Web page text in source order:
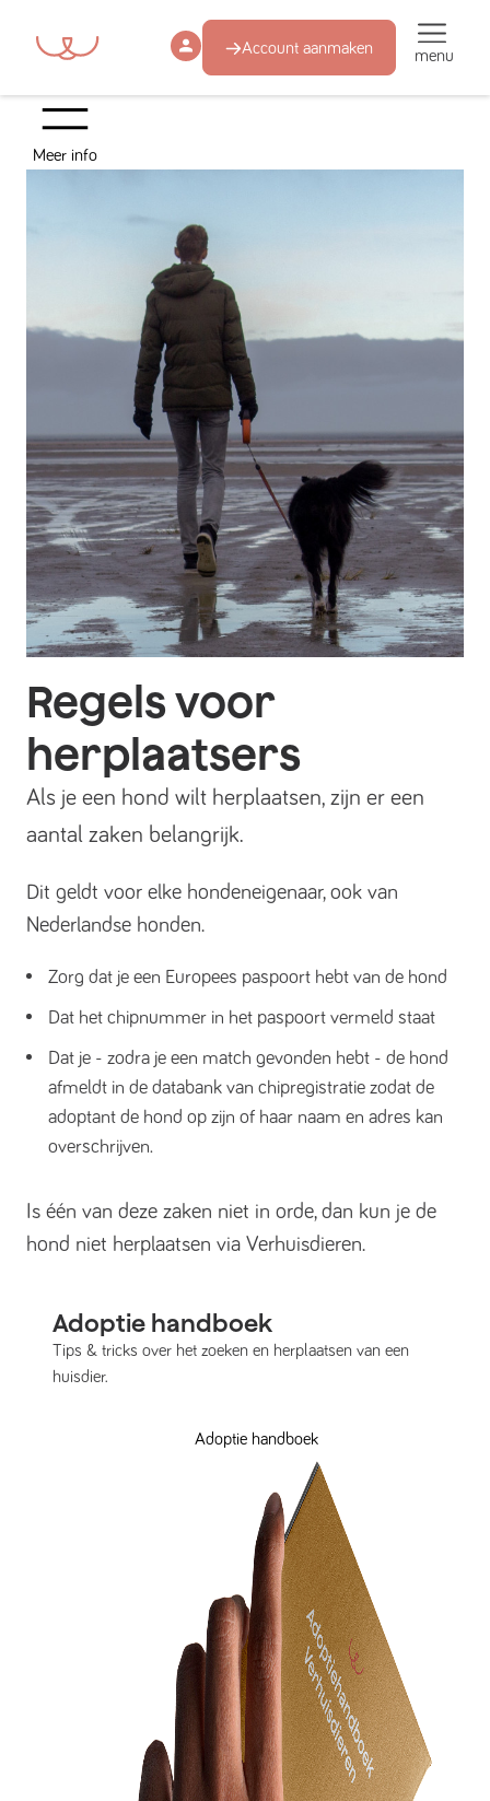
Account aanmaken menu
Meer info
Regels voor
herplaatsers
Als je een hond wilt herplaatsen, zijn er een
aantal zaken belangrijk.
Dit geldt voor elke hondeneigenaar, ook van
Nederlandse honden.
Zorg dat je een Europees paspoort hebt van de hond
Dat het chipnummer in het paspoort vermeld staat
Dat je - zodra je een match gevonden hebt - de hond
afmeldt in de databank van chipregistratie zodat de
adoptant de hond op zijn of haar naam en adres kan
overschrijven.
Is één van deze zaken niet in orde, dan kun je de
hond niet herplaatsen via Verhuisdieren.
Adoptie handboek
Tips & tricks over het zoeken en herplaatsen van een
huisdier.
Adoptie handboek